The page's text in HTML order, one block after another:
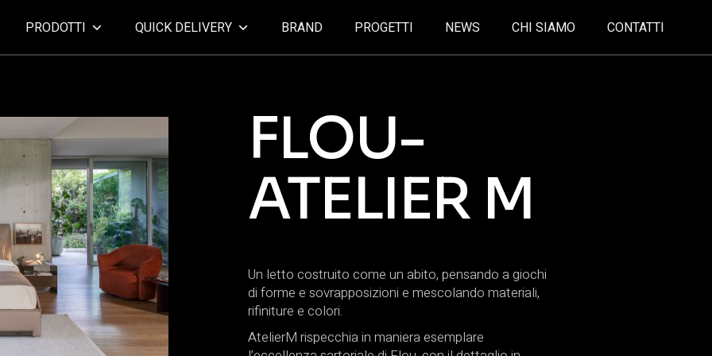
PRODOTTI QUICK DELIVERY BRAND PROGETTI NEWS CHI SIAMO CONTATTI
FLOU-
ATELIER M
Un letto costruito come un abito, pensando a giochi
di forme e sovrapposizioni e mescolando materiali,
rifiniture e colori.
AtelierM rispecchia in maniera esemplare